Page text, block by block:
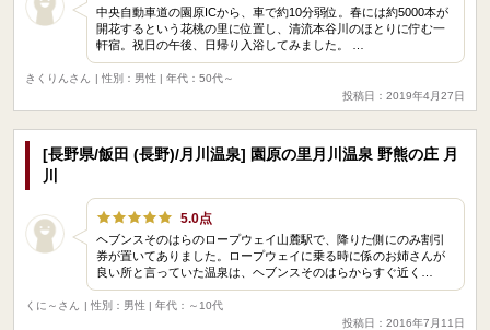
中央自動車道の園原ICから、車で約10分弱位。春には約5000本が
開花するという花桃の里に位置し、清流本谷川のほとりに佇む一
軒宿。祝日の午後、日帰り入浴してみました。 …
きくりんさん
| 性別：男性 | 年代：50代～
投稿日：2019年4月27日
[長野県/飯田 (長野)/月川温泉] 園原の里月川温泉 野熊の庄 月
川
5.0点
ヘブンスそのはらのロープウェイ山麓駅で、降りた側にのみ割引
券が置いてありました。ロープウェイに乗る時に係のお姉さんが
良い所と言っていた温泉は、ヘブンスそのはらからすぐ近く…
くに～さん
| 性別：男性 | 年代：～10代
投稿日：2016年7月11日